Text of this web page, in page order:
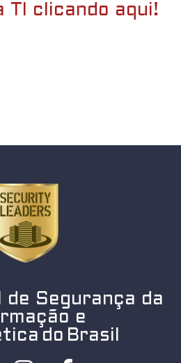
TI clicando aqui!
Segurança da
e
do Brasil